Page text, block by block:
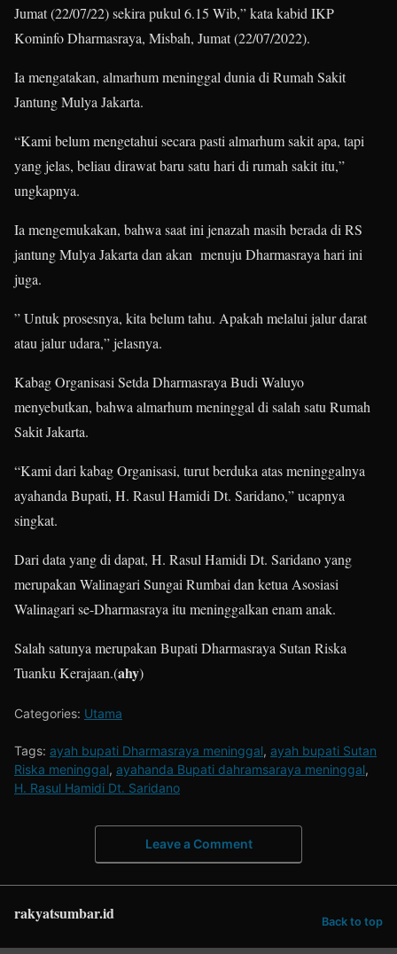
Jumat (22/07/22) sekira pukul 6.15 Wib,” kata kabid IKP
Kominfo Dharmasraya, Misbah, Jumat (22/07/2022).
Ia mengatakan, almarhum meninggal dunia di Rumah Sakit
Jantung Mulya Jakarta.
“Kami belum mengetahui secara pasti almarhum sakit apa, tapi
yang jelas, beliau dirawat baru satu hari di rumah sakit itu,”
ungkapnya.
Ia mengemukakan, bahwa saat ini jenazah masih berada di RS
jantung Mulya Jakarta dan akan menuju Dharmasraya hari ini
juga.
” Untuk prosesnya, kita belum tahu. Apakah melalui jalur darat
atau jalur udara,” jelasnya.
Kabag Organisasi Setda Dharmasraya Budi Waluyo
menyebutkan, bahwa almarhum meninggal di salah satu Rumah
Sakit Jakarta.
“Kami dari kabag Organisasi, turut berduka atas meninggalnya
ayahanda Bupati, H. Rasul Hamidi Dt. Saridano,” ucapnya
singkat.
Dari data yang di dapat, H. Rasul Hamidi Dt. Saridano yang
merupakan Walinagari Sungai Rumbai dan ketua Asosiasi
Walinagari se-Dharmasraya itu meninggalkan enam anak.
Salah satunya merupakan Bupati Dharmasraya Sutan Riska
Tuanku Kerajaan.(ahy)
Categories: Utama
Tags: ayah bupati Dharmasraya meninggal, ayah bupati Sutan
Riska meninggal, ayahanda Bupati dahramsaraya meninggal,
H. Rasul Hamidi Dt. Saridano
Leave a Comment
rakyatsumbar.id Back to top